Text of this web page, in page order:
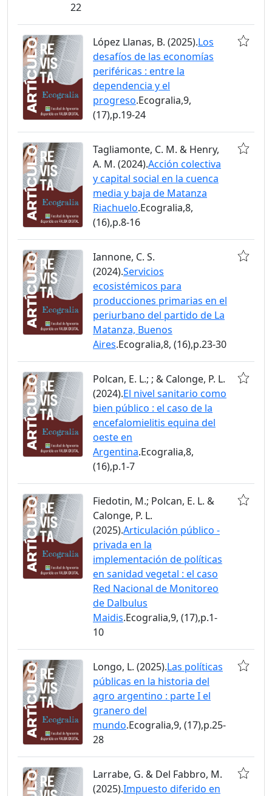
22
López Llanas, B. (2025).Los
desafíos de las economías
periféricas : entre la
dependencia y el
progreso.Ecogralia,9,
(17),p.19-24
Tagliamonte, C. M. & Henry,
A. M. (2024).Acción colectiva
y capital social en la cuenca
media y baja de Matanza
Riachuelo.Ecogralia,8,
(16),p.8-16
Iannone, C. S.
(2024).Servicios
ecosistémicos para
producciones primarias en el
periurbano del partido de La
Matanza, Buenos
Aires.Ecogralia,8, (16),p.23-30
Polcan, E. L.; ; & Calonge, P. L.
(2024).El nivel sanitario como
bien público : el caso de la
encefalomielitis equina del
oeste en
Argentina.Ecogralia,8,
(16),p.1-7
Fiedotin, M.; Polcan, E. L. &
Calonge, P. L.
(2025).Articulación público -
privada en la
implementación de políticas
en sanidad vegetal : el caso
Red Nacional de Monitoreo
de Dalbulus
Maidis.Ecogralia,9, (17),p.1-
10
Longo, L. (2025).Las políticas
públicas en la historia del
agro argentino : parte I el
granero del
mundo.Ecogralia,9, (17),p.25-
28
Larrabe, G. & Del Fabbro, M.
(2025).Impuesto diferido en